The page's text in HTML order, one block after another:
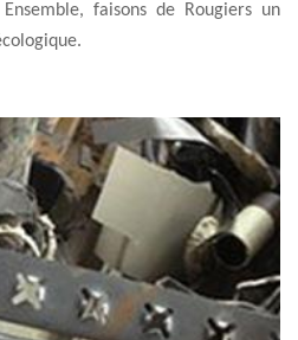
faisons de Rougiers un